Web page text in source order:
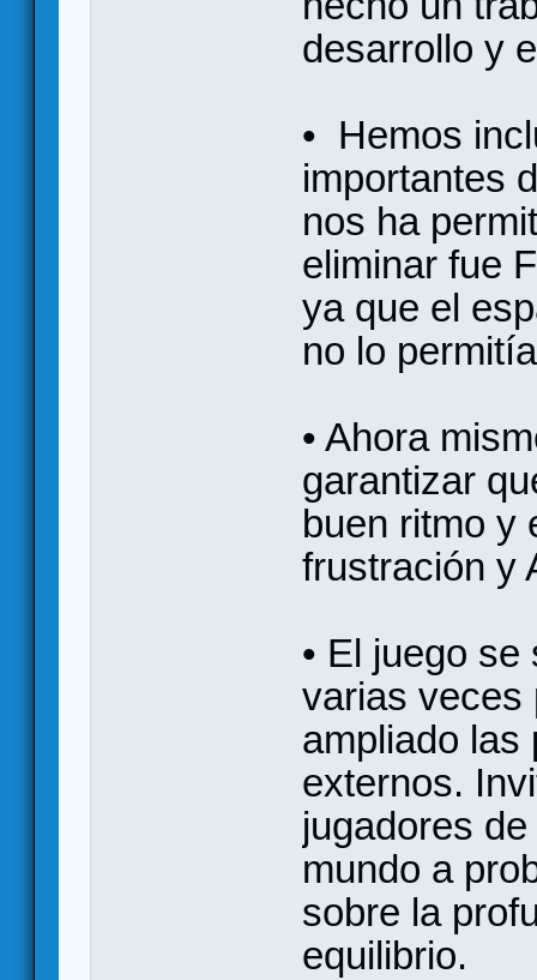
desarrollo y
• Hemos
importantes
nos ha
eliminar fue
ya que el
no lo
• Ahora
garantizar
buen ritmo y
frustración y
• El juego
varias veces
ampliado las
externos.
jugadores
mundo a
sobre la
equilibrio.